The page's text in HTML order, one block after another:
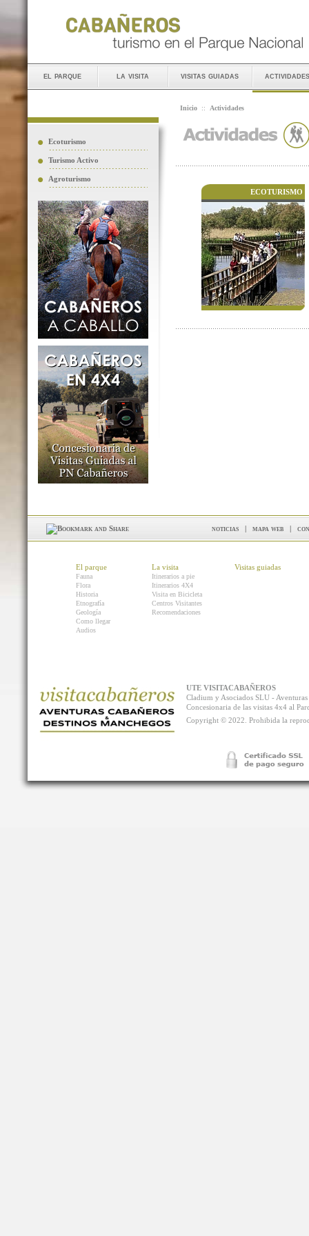
el parque la visita visitas guiadas actividades
Ecoturismo
Turismo Activo
Agroturismo
Inicio :: Actividades
ECOTURISMO
noticias | mapa web |
El parque
Fauna
Flora
Historia
Etnografía
Geología
Como llegar
Audios
La visita
Itinerarios a pie
Itinerarios 4X4
Visita en Bicicleta
Centros Visitantes
Recomendaciones
Visitas guiadas
UTE VISITACABAÑEROS
Cladium y Asociados SLU -
Concesionaria de las visitas 4x4 al
Copyright © 2022. Prohibida la